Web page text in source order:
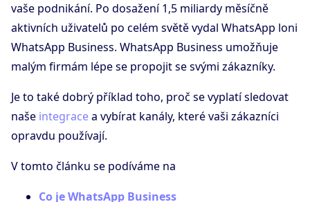
vaše podnikání. Po dosažení 1,5 miliardy měsíčně
aktivních uživatelů po celém světě vydal WhatsApp loni
WhatsApp Business. WhatsApp Business umožňuje
malým firmám lépe se propojit se svými zákazníky.
Je to také dobrý příklad toho, proč se vyplatí sledovat
naše integracea vybírat kanály, které vaši zákazníci
opravdu používají.
V tomto článku se podíváme na
Co je WhatsApp Business